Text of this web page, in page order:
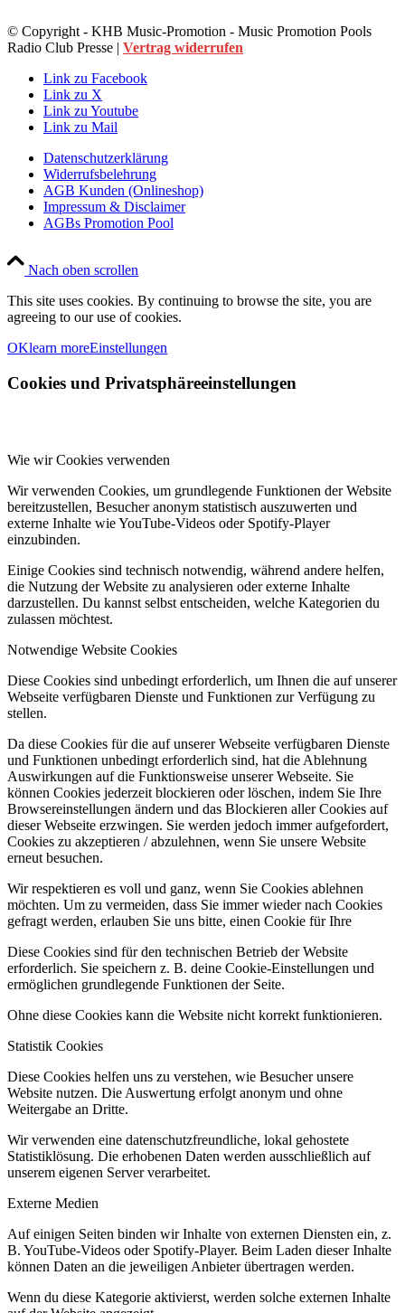
© Copyright - KHB Music-Promotion - Music Promotion Pools
Radio Club Presse | Vertrag widerrufen
Link zu Facebook
Link zu X
Link zu Youtube
Link zu Mail
Datenschutzerklärung
Widerrufsbelehrung
AGB Kunden (Onlineshop)
Impressum & Disclaimer
AGBs Promotion Pool
Nach oben scrollen
This site uses cookies. By continuing to browse the site, you are
agreeing to our use of cookies.
OKlearn moreEinstellungen
Cookies und Privatsphäreeinstellungen
Wie wir Cookies verwenden
Wir verwenden Cookies, um grundlegende Funktionen der Website
bereitzustellen, Besucher anonym statistisch auszuwerten und
externe Inhalte wie YouTube-Videos oder Spotify-Player
einzubinden.
Einige Cookies sind technisch notwendig, während andere helfen,
die Nutzung der Website zu analysieren oder externe Inhalte
darzustellen. Du kannst selbst entscheiden, welche Kategorien du
zulassen möchtest.
Notwendige Website Cookies
Diese Cookies sind unbedingt erforderlich, um Ihnen die auf unserer
Webseite verfügbaren Dienste und Funktionen zur Verfügung zu
stellen.
Da diese Cookies für die auf unserer Webseite verfügbaren Dienste
und Funktionen unbedingt erforderlich sind, hat die Ablehnung
Auswirkungen auf die Funktionsweise unserer Webseite. Sie
können Cookies jederzeit blockieren oder löschen, indem Sie Ihre
Browsereinstellungen ändern und das Blockieren aller Cookies auf
dieser Webseite erzwingen. Sie werden jedoch immer aufgefordert,
Cookies zu akzeptieren / abzulehnen, wenn Sie unsere Website
erneut besuchen.
Wir respektieren es voll und ganz, wenn Sie Cookies ablehnen
möchten. Um zu vermeiden, dass Sie immer wieder nach Cookies
gefragt werden, erlauben Sie uns bitte, einen Cookie für Ihre
Diese Cookies sind für den technischen Betrieb der Website
erforderlich. Sie speichern z. B. deine Cookie-Einstellungen und
ermöglichen grundlegende Funktionen der Seite.
Ohne diese Cookies kann die Website nicht korrekt funktionieren.
Statistik Cookies
Diese Cookies helfen uns zu verstehen, wie Besucher unsere
Website nutzen. Die Auswertung erfolgt anonym und ohne
Weitergabe an Dritte.
Wir verwenden eine datenschutzfreundliche, lokal gehostete
Statistiklösung. Die erhobenen Daten werden ausschließlich auf
unserem eigenen Server verarbeitet.
Externe Medien
Auf einigen Seiten binden wir Inhalte von externen Diensten ein, z.
B. YouTube-Videos oder Spotify-Player. Beim Laden dieser Inhalte
können Daten an die jeweiligen Anbieter übertragen werden.
Wenn du diese Kategorie aktivierst, werden solche externen Inhalte